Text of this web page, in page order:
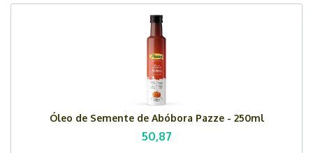
Óleo de Semente de Abóbora Pazze - 250ml
50,87